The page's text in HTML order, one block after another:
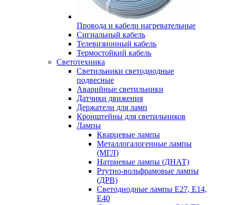
Провода и кабели нагревательные
Сигнальный кабель
Телевизионный кабель
Термостойкий кабель
Светотехника
Cветильники светодиодные
подвесные
Аварийные светильники
Датчики движения
Держатели для ламп
Кронштейны для светильников
Лампы
Кварцевые лампы
Металлогалогенные лампы
(МГЛ)
Натриевые лампы (ДНАТ)
Ртутно-вольфрамовые лампы
(ДРВ)
Светодиодные лампы E27, E14,
E40